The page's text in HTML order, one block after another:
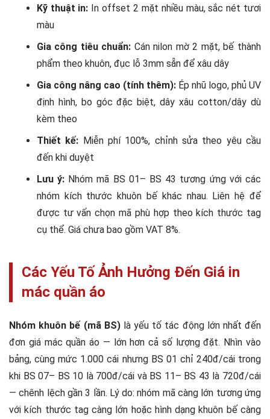
Kỹ thuật in: In offset 2 mặt nhiều màu, sắc nét tươi
màu
Gia công tiêu chuẩn: Cán nilon mờ 2 mặt, bế thành
phẩm theo khuôn, đục lỗ 3mm sẵn để xâu dây
Gia công nâng cao (tính thêm):Ép nhũ logo, phủ UV
định hình, bo góc đặc biệt, dây xâu cotton/dây dù
kèm theo
Thiết kế: Miễn phí 100%, chỉnh sửa theo yêu cầu
đến khi duyệt
Lưu ý: Nhóm mã BS 01– BS 43 tương ứng với các
nhóm kích thước khuôn bế khác nhau. Liên hệ để
được tư vấn chọn mã phù hợp theo kích thước tag
cụ thể. Giá chưa bao gồm VAT 8%.
Các Yếu Tố Ảnh Hưởng Đến Giá in
mác quần áo
Nhóm khuôn bế (mã BS)là yếu tố tác động lớn nhất đến
đơn giá mác quần áo — lớn hơn cả số lượng đặt. Nhìn vào
bảng, cùng mức 1.000 cái nhưng BS 01 chỉ 240đ/cái trong
khi BS 07– BS 10 là 700đ/cái và BS 11– BS 43 là 720đ/cái
— chênh lệch gần 3 lần. Lý do: nhóm mã càng lớn tương ứng
với kích thước tag càng lớn hoặc hình dạng khuôn bế càng